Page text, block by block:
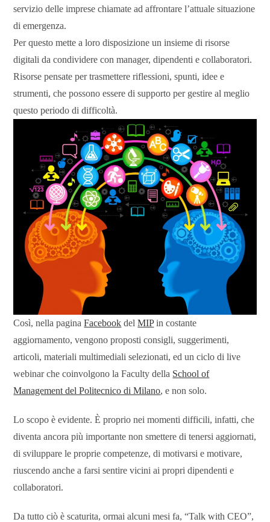
servizio delle imprese chiamate ad affrontare l’attuale situazione
di emergenza.
Per questo mette a loro disposizione un insieme di risorse
digitali da condividere con manager, dipendenti e collaboratori.
Risorse pensate per trasmettere riflessioni, spunti, idee e
strumenti, che possono essere di supporto per gestire al meglio
questo periodo di difficoltà.
Così, nella paginaFacebook delMIPin costante
aggiornamento, vengono proposti consigli, suggerimenti,
articoli, materiali multimediali selezionati, ed un ciclo di live
webinar che coinvolgono la Faculty della School of
Management del Politecnico di Milano, e non solo.
Lo scopo è evidente. È proprio nei momenti difficili, infatti, che
diventa ancora più importante non smettere di tenersi aggiornati,
di sviluppare le proprie competenze, di motivarsi e motivare,
riuscendo anche a farsi sentire vicini ai propri dipendenti e
collaboratori.
Da tutto ciò è scaturita, ormai alcuni mesi fa, “Talk with CEO”,